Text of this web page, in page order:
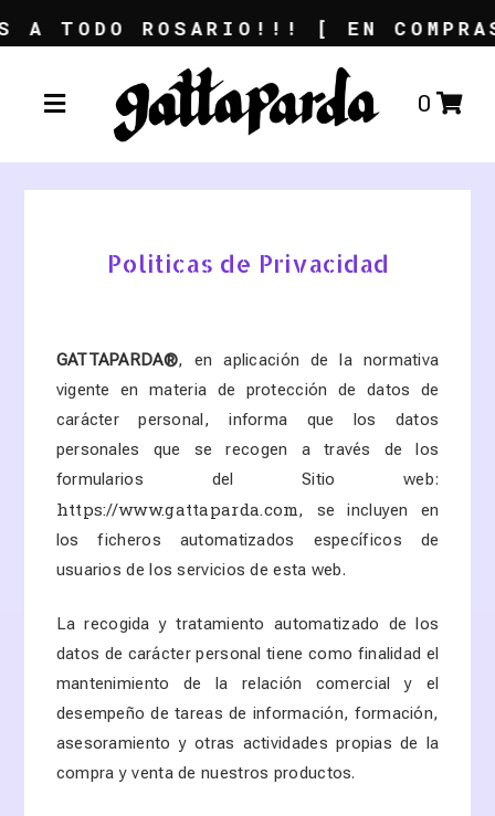
ROSARIO!!! [ EN COMPRAS
0
Politicas de Privacidad
GATTAPARDA®, en aplicación de la normativa
vigente en materia de protección de datos de
carácter personal, informa que los datos
personales que se recogen a través de los
formularios del Sitio web:
https://www.gattaparda.com, se incluyen en
los ficheros automatizados específicos de
usuarios de los servicios de esta web.
La recogida y tratamiento automatizado de los
datos de carácter personal tiene como finalidad el
mantenimiento de la relación comercial y el
desempeño de tareas de información, formación,
asesoramiento y otras actividades propias de la
compra y venta de nuestros productos.